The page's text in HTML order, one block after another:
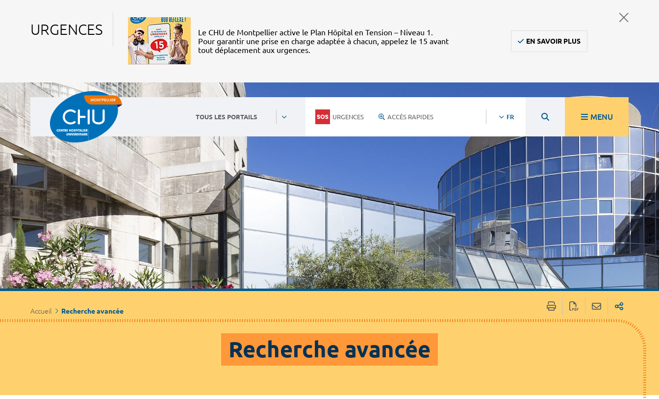
URGENCES
Le CHU de Montpellier active le Plan Hôpital en Tension – Niveau 1.
Pour garantir une prise en charge adaptée à chacun, appelez le 15 avant
tout déplacement aux urgences.
EN SAVOIR PLUS
TOUS LES PORTAILS URGENCES ACCÈS RAPIDES FR MENU
Accueil Recherche avancée
Recherche avancée